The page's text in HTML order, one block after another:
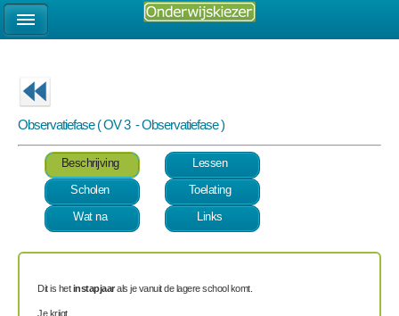
Observatiefase ( OV 3 - Observatiefase )
Beschrijving
Lessen
Scholen
Toelating
Wat na
Links
Dit is hetinstapjaarals je vanuit de lagere school komt.
Je krijgt